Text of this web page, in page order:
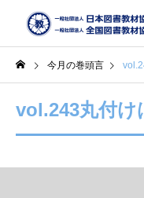
今月の巻頭言
vol.243丸付け